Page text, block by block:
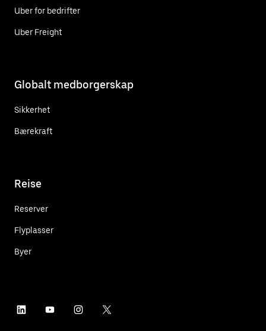
Uber for bedrifter
Uber Freight
Globalt medborgerskap
Sikkerhet
Bærekraft
Reise
Reserver
Flyplasser
Byer